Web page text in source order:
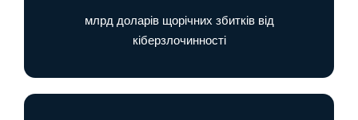
млрд доларів щорічних збитків від
кіберзлочинності